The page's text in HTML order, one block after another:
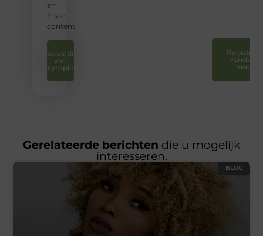
en
frisse
content.
Redactie
van
Olympios
Registreer
vandaag
nog
Gerelateerde berichten die u mogelijk
interesseren.
BLOG